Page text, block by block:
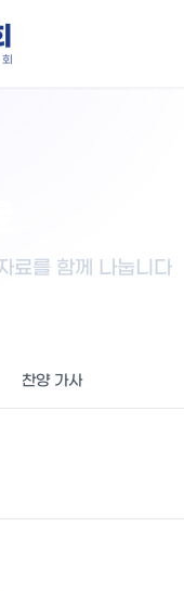
회
료를 함께 나눕니다
찬양 가사